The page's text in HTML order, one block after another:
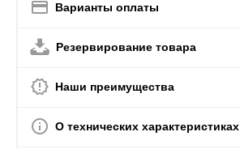
Варианты оплаты
Резервирование товара
Наши преимущества
О технических характеристиках